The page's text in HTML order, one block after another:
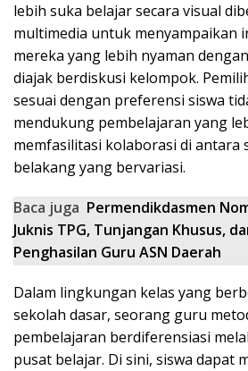
lebih suka belajar secara visual
multimedia untuk menyampaikan
mereka yang lebih nyaman
diajak berdiskusi kelompok.
sesuai dengan preferensi siswa
mendukung pembelajaran yang
memfasilitasi kolaborasi di antara
belakang yang bervariasi.
Baca juga Permendikdasmen
Juknis TPG, Tunjangan Khusus,
Penghasilan Guru ASN Daerah
Dalam lingkungan kelas yang
sekolah dasar, seorang guru
pembelajaran berdiferensiasi
pusat belajar. Di sini, siswa dapat